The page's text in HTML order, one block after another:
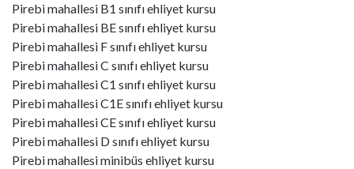
Pirebi mahallesi B1 sınıfı ehliyet kursu
Pirebi mahallesi BE sınıfı ehliyet kursu
Pirebi mahallesi F sınıfı ehliyet kursu
Pirebi mahallesi C sınıfı ehliyet kursu
Pirebi mahallesi C1 sınıfı ehliyet kursu
Pirebi mahallesi C1E sınıfı ehliyet kursu
Pirebi mahallesi CE sınıfı ehliyet kursu
Pirebi mahallesi D sınıfı ehliyet kursu
Pirebi mahallesi minibüs ehliyet kursu